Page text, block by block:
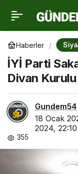
Haberler
İYİ Parti
Divan
Gundem54
18 Ocak
2024, 22:10
355
İYİ Parti Sakarya İl
Başkanlığında
Kurulu belirlendi